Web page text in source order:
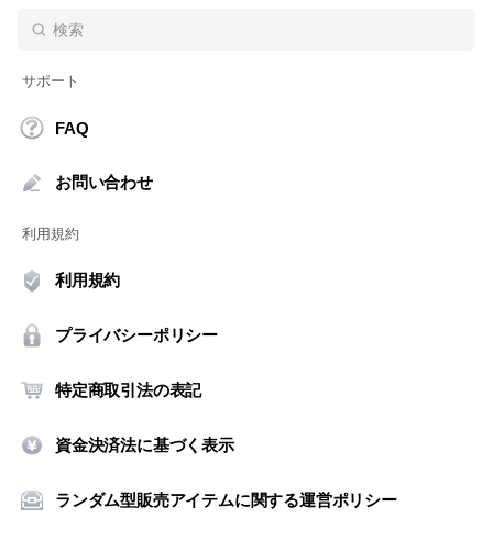
サポート
FAQ
お問い合わせ
利用規約
利用規約
プライバシーポリシー
特定商取引法の表記
資金決済法に基づく表示
ランダム型販売アイテムに関する運営ポリシー